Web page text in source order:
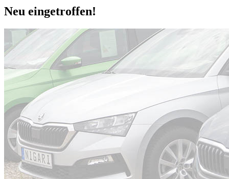
Neu eingetroffen!